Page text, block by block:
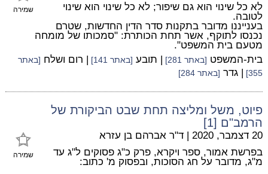
שמירה
לא כל שינוי הוא גם שיפור; לא כל שינוי הוא שינוי
לטובה.
בענייננו מדובר בתקנות סדר הדין החדשות, שטרם
נכנסו לתוקף, אשר תחת הכותרת: "סמכותו של מומחה
מטעם בית המשפט".
בית-המשפט [באתר 281] | תובע [באתר 141] | רום ושלח [באתר
355]
| גדר [באתר 284]
פיוט, משל ומליצה תחת שבט הביקורת של
הרמב"ם [1]
שמירה
20 דצמבר, 2020 | ד"ר אברהם בן עזרא
בפרשת אמור, ספר ויקרא, פרק כ"ג פסוקים ל"ג עד
מ"ג, מדובר על חג הסוכות, ובפסוק מ' כתוב: